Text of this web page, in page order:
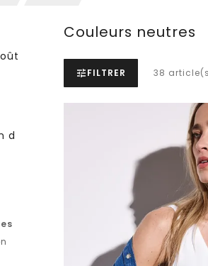
d
Couleurs neutres
FILTRER 38